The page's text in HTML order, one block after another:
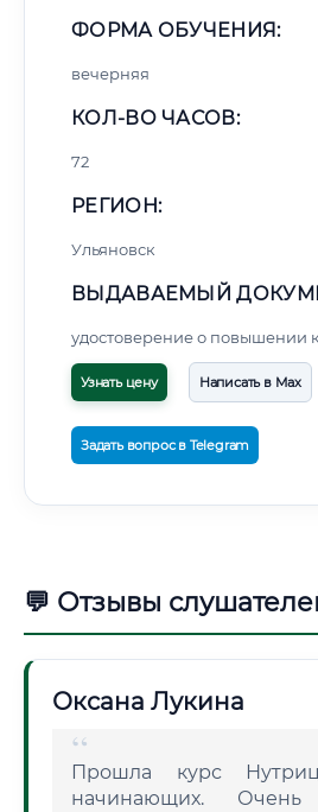
ФОРМА ОБУЧЕНИЯ:
вечерняя
КОЛ-ВО ЧАСОВ:
72
РЕГИОН:
Ульяновск
ВЫДАВАЕМЫЙ
удостоверение о повышении
Узнать цену Написать в Max
Задать вопрос в Telegram
💬 Отзывы
Оксана Лукина
Прошла курс
начинающих.